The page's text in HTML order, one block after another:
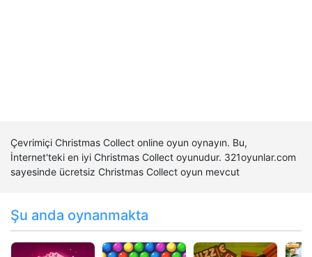
Çevrimiçi Christmas Collect online oyun oynayın. Bu,
İnternet'teki en iyi Christmas Collect oyunudur. 321oyunlar.com
sayesinde ücretsiz Christmas Collect oyun mevcut
Şu anda oynanmakta